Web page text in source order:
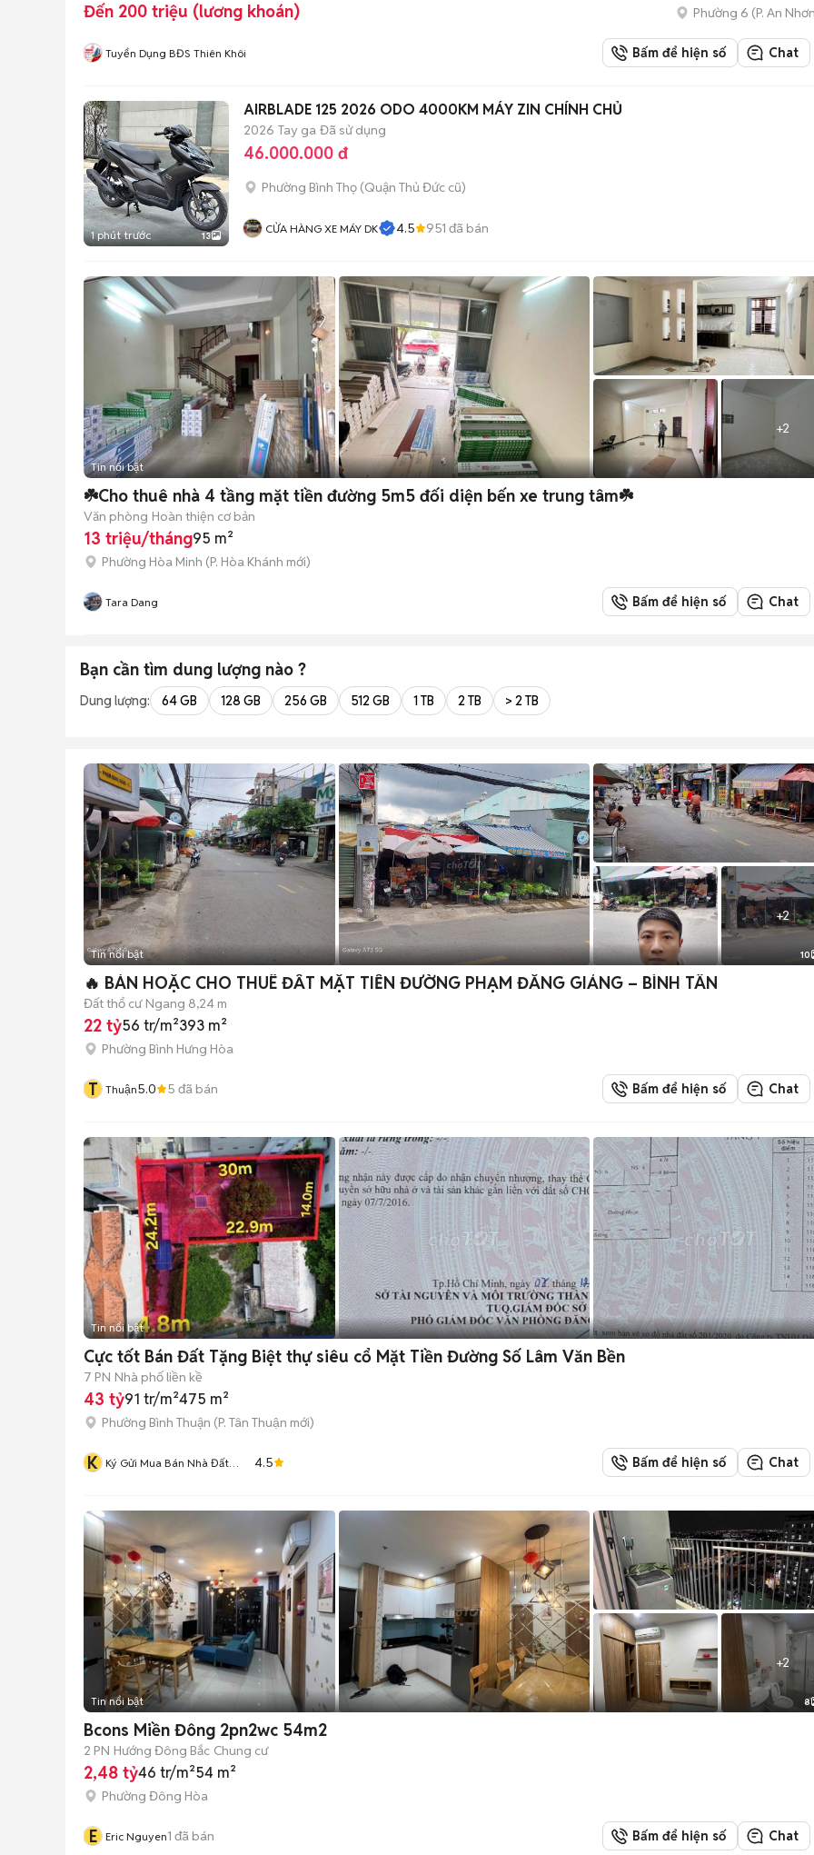
Đến 200 triệu (lương khoán) Phường 6 (P. An
Tuyển Dụng BĐS Thiên Khôi Bấm để hiện số Chat
1 phút trước 13
AIRBLADE 125 2026 ODO 4000KM MÁY ZIN CHÍNH CHỦ
2026 Tay ga Đã sử dụng
46.000.000 đ
Phường Bình Thọ (Quận Thủ Đức cũ)
CỬA HÀNG XE MÁY DK 4.5 951 đã bán
+2
Tin nổi bật
☘️Cho thuê nhà 4 tầng mặt tiền đường 5m5 đối diện bến xe trung tâm☘️
Văn phòng Hoàn thiện cơ bản
13 triệu/tháng95 m²
Phường Hòa Minh (P. Hòa Khánh mới)
Tara Dang Bấm để hiện số Chat
Bạn cần tìm dung lượng nào ?
Dung lượng: 64 GB 128 GB 256 GB 512 GB 1 TB 2 TB > 2 TB
+2
Tin nổi bật 10
🔥 BÁN HOẶC CHO THUÊ ĐẤT MẶT TIỀN ĐƯỜNG PHẠM ĐĂNG GIẢNG – BÌNH TÂN
Đất thổ cư Ngang 8,24 m
22 tỷ56 tr/m²393 m²
Phường Bình Hưng Hòa
T Thuận5.0 5 đã bán Bấm để hiện số Chat
Tin nổi bật
Cực tốt Bán Đất Tặng Biệt thự siêu cổ Mặt Tiền Đường Số Lâm Văn Bền
7 PN Nhà phố liền kề
43 tỷ91 tr/m²475 m²
Phường Bình Thuận (P. Tân Thuận mới)
K Ký Gửi Mua Bán Nhà Đất
4.5 Bấm để hiện số Chat
+2
Tin nổi bật 8
Bcons Miền Đông 2pn2wc 54m2
2 PN Hướng Đông Bắc Chung cư
2,48 tỷ46 tr/m²54 m²
Phường Đông Hòa
E Eric Nguyen1 đã bán Bấm để hiện số Chat